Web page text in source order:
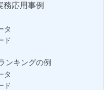
務応用事例
タ
ド
ンキングの例
タ
ド